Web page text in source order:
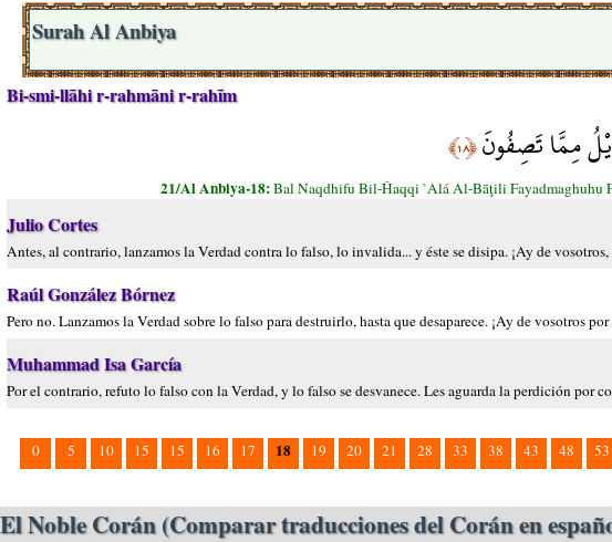
Surah Al Anbiya
Bi-smi-llāhi r-rahmāni r-rahīm
مِمَّا تَصِفُونَ﴿١٨﴾
21/Al Anbiya-18:Bal Naqdhifu Bil-Ĥaqqi `Alá Al-Bāţili Fayadmaghuhu
Julio Cortes
Antes, al contrario, lanzamos la Verdad contra lo falso, lo invalida... y éste se disipa. ¡Ay de
Raúl González Bórnez
Pero no. Lanzamos la Verdad sobre lo falso para destruirlo, hasta que desaparece. ¡Ay de vosotros
Muhammad Isa García
Por el contrario, refuto lo falso con la Verdad, y lo falso se desvanece. Les aguarda la perdición por
0 5 10 15 15 16 17 18 19 20 21 28 33 38 43 48 53
El Noble Corán (Comparar traducciones del Corán en